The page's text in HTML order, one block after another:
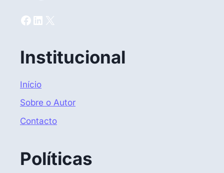
Facebook
LinkedIn
X
Institucional
Início
Sobre o Autor
Contacto
Políticas